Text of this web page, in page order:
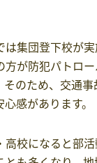
は集団登下校が
方が防犯パトロ
のため、交通
感があります。
高校になると部